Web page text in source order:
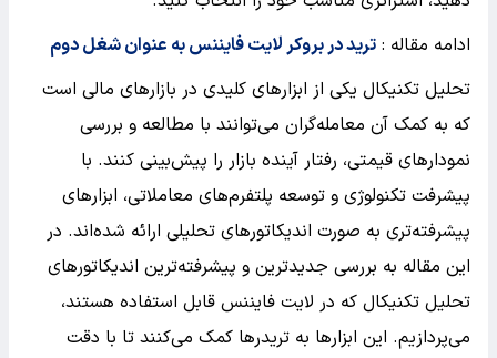
ادامه مقاله : ترید در بروکر لایت فایننس به عنوان شغل دوم
تحلیل تکنیکال یکی از ابزارهای کلیدی در بازارهای مالی است
که به کمک آن معامله‌گران می‌توانند با مطالعه و بررسی
نمودارهای قیمتی، رفتار آینده بازار را پیش‌بینی کنند. با
پیشرفت تکنولوژی و توسعه پلتفرم‌های معاملاتی، ابزارهای
پیشرفته‌تری به صورت اندیکاتورهای تحلیلی ارائه شده‌اند. در
این مقاله به بررسی جدیدترین و پیشرفته‌ترین اندیکاتورهای
تحلیل تکنیکال که در لایت فایننس قابل استفاده هستند،
می‌پردازیم. این ابزارها به تریدرها کمک می‌کنند تا با دقت